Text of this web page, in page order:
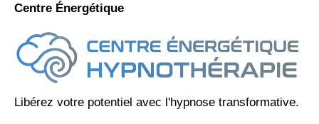
Centre Énergétique
Libérez votre potentiel avec l'hypnose transformative.